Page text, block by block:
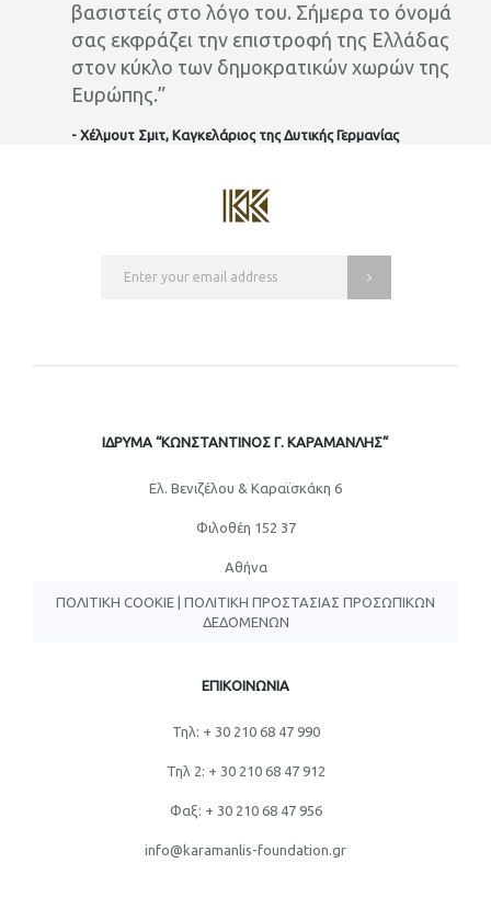
βασιστείς στο λόγο του. Σήμερα το όνομά
σας εκφράζει την επιστροφή της Ελλάδας
στον κύκλο των δημοκρατικών χωρών της
Ευρώπης.”
- Χέλμουτ Σμιτ, Καγκελάριος της Δυτικής Γερμανίας
ΙΔΡΥΜΑ “ΚΩΝΣΤΑΝΤΙΝΟΣ Γ. ΚΑΡΑΜΑΝΛΗΣ”
Eλ. Βενιζέλου & Καραϊσκάκη 6
Φιλοθέη 152 37
Αθήνα
ΠΟΛΙΤΙΚΉ COOKIE
ΠΟΛΙΤΙΚΉ ΠΡΟΣΤΑΣΊΑΣ ΠΡΟΣΩΠΙΚΏΝ
ΔΕΔΟΜΈΝΩΝ
ΕΠΙΚΟΙΝΩΝΙΑ
Τηλ: + 30 210 68 47 990
Τηλ 2: + 30 210 68 47 912
Φαξ: + 30 210 68 47 956
info@karamanlis-foundation.gr